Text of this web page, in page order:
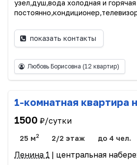
узел,душ,вода холодная и горячая
показать контакты
Любовь Борисовна (12 квартир)
1-комнатная квартира
1500 ₽/сутки
25 м2 2/2 этаж до 4 чел.
Ленина 1 | центральная